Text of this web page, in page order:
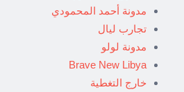
مدونة أحمد المحمودي
تجارب ليال
مدونة لولو
Brave New Libya
خارج التغطية